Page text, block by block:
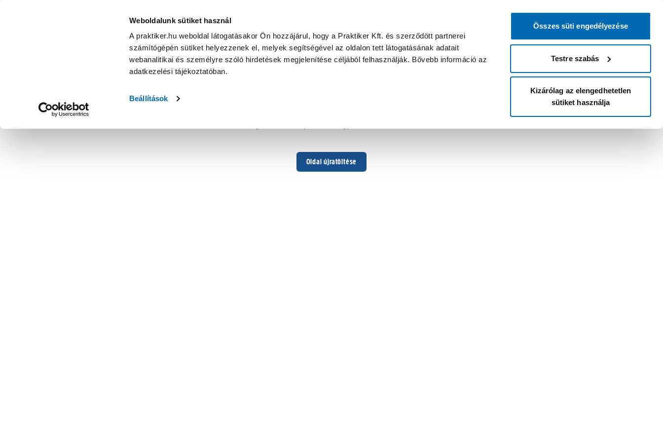
Weboldalunk sütiket használ
A praktiker.hu weboldal látogatásakor Ön hozzájárul, hogy a Praktiker Kft. és szerződött partnerei
számítógépén sütiket helyezzenek el, melyek segítségével az oldalon tett látogatásának adatait
webanalitikai és személyre szóló hirdetések megjelenítése céljából felhasználják. Bővebb információ az
adatkezelési tájékoztatóban.
Beállítások
Összes süti engedélyezése
Testre szabás
Kizárólag az elengedhetetlen
sütiket használja
Oldal újratöltése